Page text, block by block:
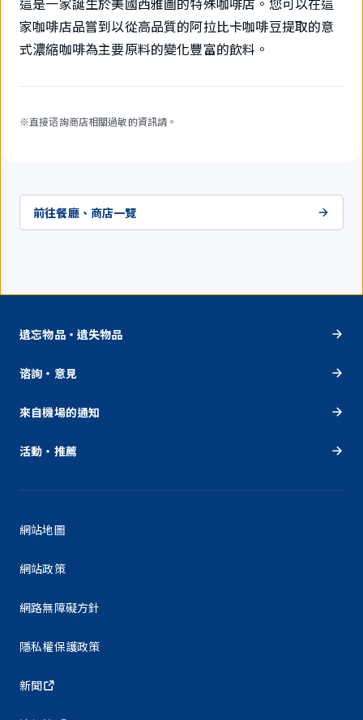
家咖啡店品嘗到以從高品質的阿拉比卡咖啡豆提取的意
式濃縮咖啡為主要原料的變化豐富的飲料。
※直接谘詢商店相關過敏的資訊請。
前往餐廳、商店一覽
遺忘物品・遺失物品
谘詢・意見
來自機場的通知
活動・推薦
網站地圖
網站政策
網路無障礙方針
隱私權保護政策
新聞